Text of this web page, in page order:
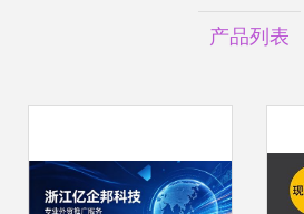
产品列表